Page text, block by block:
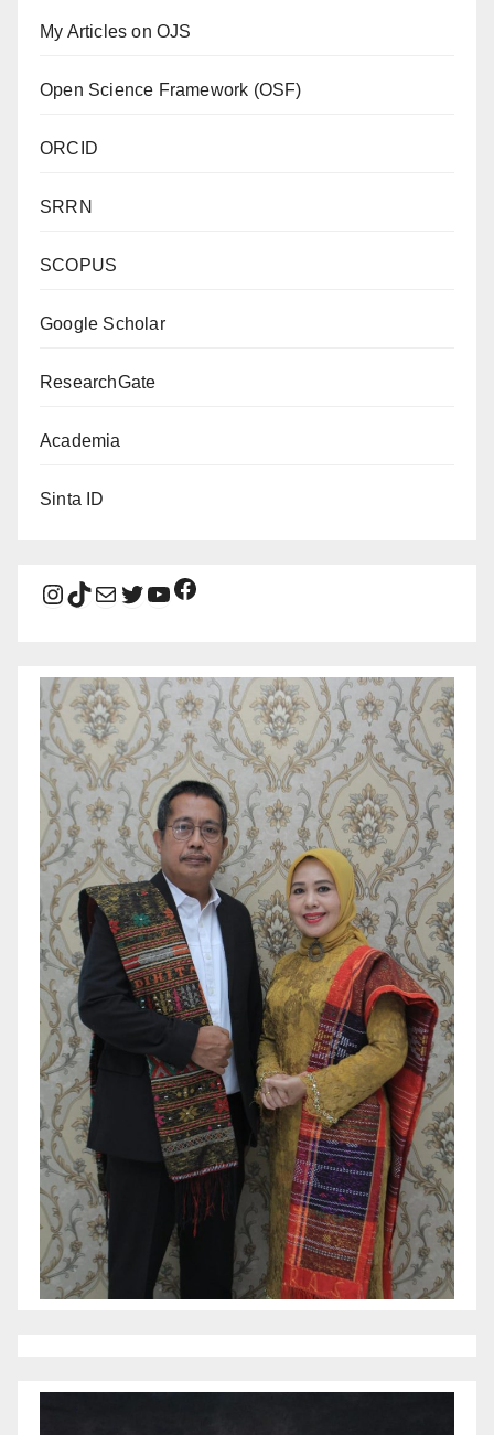
My Articles on OJS
Open Science Framework (OSF)
ORCID
SRRN
SCOPUS
Google Scholar
ResearchGate
Academia
Sinta ID
Instagram
TikTok
MailTwitter
YouTube
Facebook